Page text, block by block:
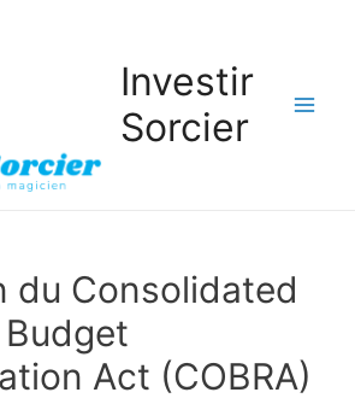
Investir
Sorcier
du Consolidated
Act (COBRA)